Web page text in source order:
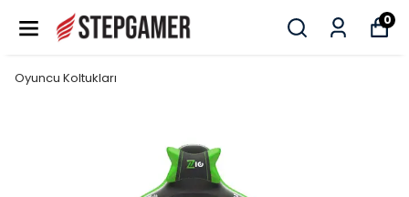
0
Oyuncu Koltukları